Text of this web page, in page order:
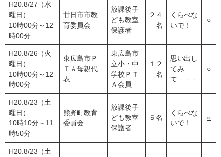
H20.8/27（水
曜日）
10時00分～12
時00分
廿日市市教
育委員会
放課後子
ども教室
保護者
２４
名
くらべな
いで！
○
H20.8/26（火
曜日）
10時00分～12
時00分
東広島市Ｐ
ＴＡ母親代
表
東広島市
立小・中
学校ＰＴ
Ａ会員
１２
名
思い出し
てみ
て・・・
○
H20.8/23（土
曜日）
10時10分～11
時50分
熊野町教育
委員会
放課後子
ども教室
保護者
５名
くらべな
いで！
○
H20.8/23（土